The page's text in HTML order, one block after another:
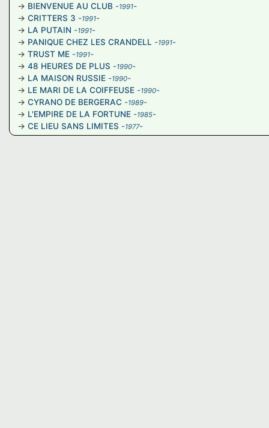
BIENVENUE AU CLUB -1991-
CRITTERS 3 -1991-
LA PUTAIN -1991-
PANIQUE CHEZ LES CRANDELL -1991-
TRUST ME -1991-
48 HEURES DE PLUS -1990-
LA MAISON RUSSIE -1990-
LE MARI DE LA COIFFEUSE -1990-
CYRANO DE BERGERAC -1989-
L'EMPIRE DE LA FORTUNE -1985-
CE LIEU SANS LIMITES -1977-